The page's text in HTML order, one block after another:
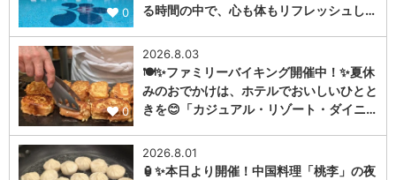
0
る時間の中で、心も体もリフレッシュし…
0
2026.8.03
🍽️✨ファミリーバイキング開催中！✨夏休
みのおでかけは、ホテルでおいしいひとと
きを😊「カジュアル・リゾート・ダイニ…
2026.8.01
🏮✨本日より開催！中国料理「桃李」の夜